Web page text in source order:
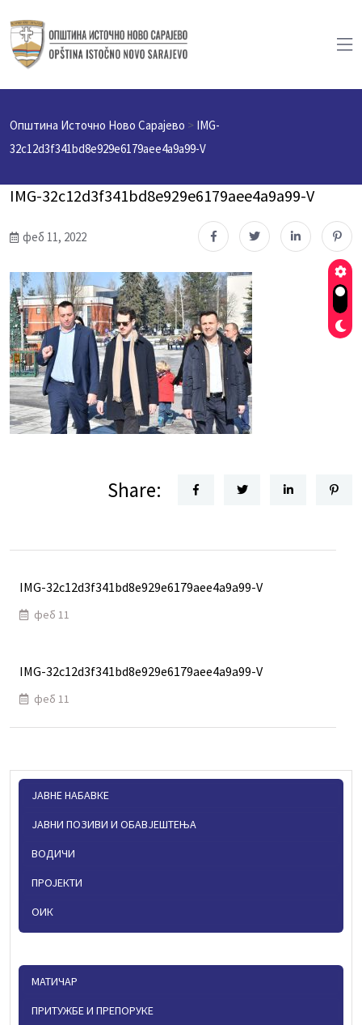
Општина Источно Ново Сарајево > IMG-
32c12d3f341bd8e929e6179aee4a9a99-V
IMG-32c12d3f341bd8e929e6179aee4a9a99-V
феб 11, 2022
Share:
IMG-32c12d3f341bd8e929e6179aee4a9a99-V
феб 11
IMG-32c12d3f341bd8e929e6179aee4a9a99-V
феб 11
ЈАВНЕ НАБАВКЕ
ЈАВНИ ПОЗИВИ И ОБАВЈЕШТЕЊА
ВОДИЧИ
ПРОЈЕКТИ
ОИК
МАТИЧАР
ПРИТУЖБЕ И ПРЕПОРУКЕ